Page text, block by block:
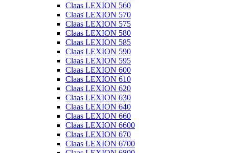
Claas LEXION 560
Claas LEXION 570
Claas LEXION 575
Claas LEXION 580
Claas LEXION 585
Claas LEXION 590
Claas LEXION 595
Claas LEXION 600
Claas LEXION 610
Claas LEXION 620
Claas LEXION 630
Claas LEXION 640
Claas LEXION 660
Claas LEXION 6600
Claas LEXION 670
Claas LEXION 6700